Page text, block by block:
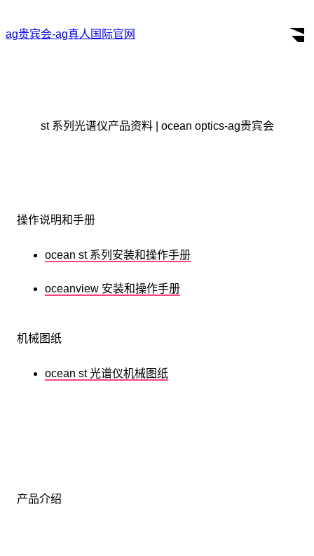
ag贵宾会-ag真人国际官网
st 系列光谱仪产品资料 | ocean optics-ag贵宾会
操作说明和手册
ocean st 系列安装和操作手册
oceanview 安装和操作手册
机械图纸
ocean st 光谱仪机械图纸
产品介绍